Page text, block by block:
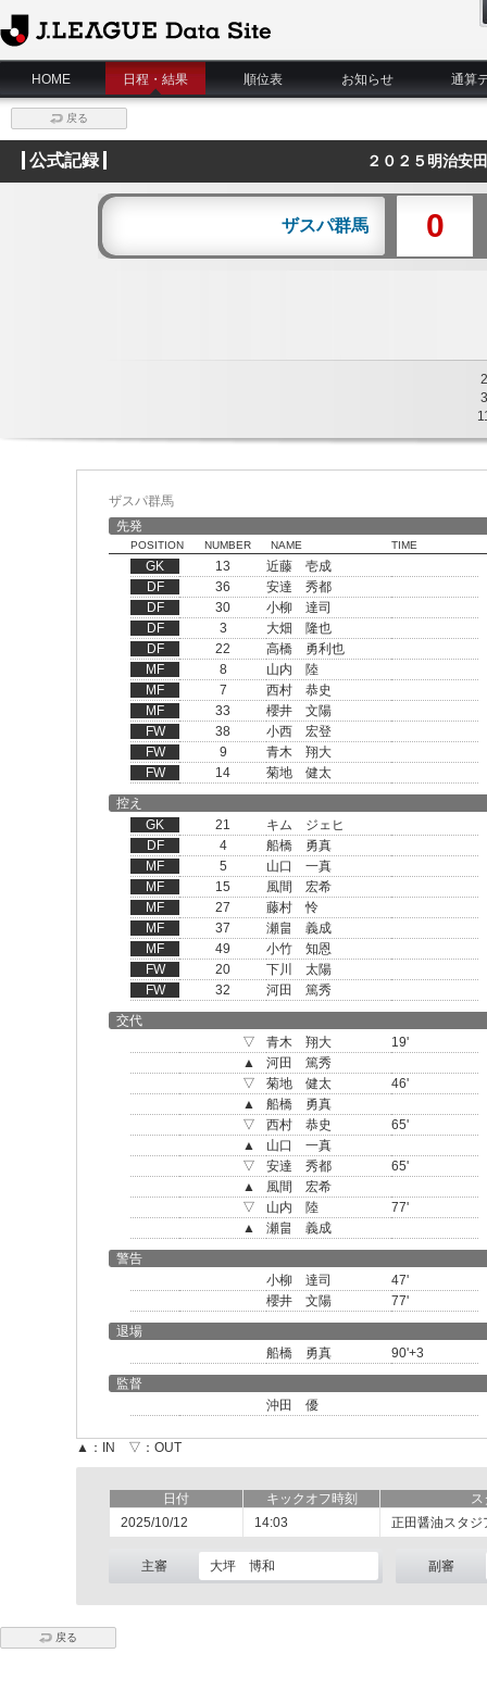
J.League Data Site
HOME
日程・結果 順位表 お知らせ 通算
戻る
公式記録 ２０２５明治安
ザスパ群馬 0
2
3
ザスパ群馬
先発
POSITION NUMBER NAME TIME
GK 13
近藤 壱成
DF
36
安達 秀都
DF
30
小柳 達司
DF
3
大畑 隆也
DF
22
高橋 勇利也
MF
8
山内 陸
MF
7
西村 恭史
MF
33
櫻井 文陽
FW
38
小西 宏登
FW
9
青木 翔大
FW
14
菊地 健太
控え
GK
21
キム ジェヒ
DF
4
船橋 勇真
MF
5
山口 一真
MF
15
風間 宏希
MF
27
藤村 怜
MF
37
瀬畠 義成
MF
49
小竹 知恩
FW
20
下川 太陽
FW
32
河田 篤秀
交代
▽
青木 翔大
19'
▲
河田 篤秀
▽
菊地 健太
46'
▲
船橋 勇真
▽
西村 恭史
65'
▲
山口 一真
▽
安達 秀都
65'
▲
風間 宏希
▽
山内 陸
77'
▲
瀬畠 義成
警告
小柳 達司
47'
櫻井 文陽
77'
退場
船橋 勇真
90'+3
監督
沖田 優
▲：IN ▽：OUT
日付 キックオフ時刻
ス
2025/10/12
14:03 正田醤油スタジ
主審 大坪 博和 副審
戻る